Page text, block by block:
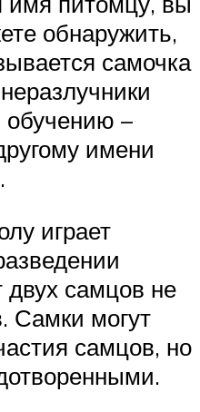
обнаружить,
самочка
обучению –
имени
играет
двух самцов не
Самки могут
самцов, но